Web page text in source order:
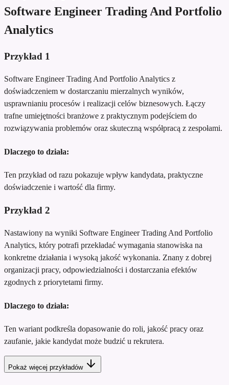
Software Engineer Trading And Portfolio
Analytics
Przykład 1
Software Engineer Trading And Portfolio Analytics z
doświadczeniem w dostarczaniu mierzalnych wyników,
usprawnianiu procesów i realizacji celów biznesowych. Łączy
trafne umiejętności branżowe z praktycznym podejściem do
rozwiązywania problemów oraz skuteczną współpracą z zespołami.
Dlaczego to działa:
Ten przykład od razu pokazuje wpływ kandydata, praktyczne
doświadczenie i wartość dla firmy.
Przykład 2
Nastawiony na wyniki Software Engineer Trading And Portfolio
Analytics, który potrafi przekładać wymagania stanowiska na
konkretne działania i wysoką jakość wykonania. Znany z dobrej
organizacji pracy, odpowiedzialności i dostarczania efektów
zgodnych z priorytetami firmy.
Dlaczego to działa:
Ten wariant podkreśla dopasowanie do roli, jakość pracy oraz
zaufanie, jakie kandydat może budzić u rekrutera.
Pokaż więcej przykładów